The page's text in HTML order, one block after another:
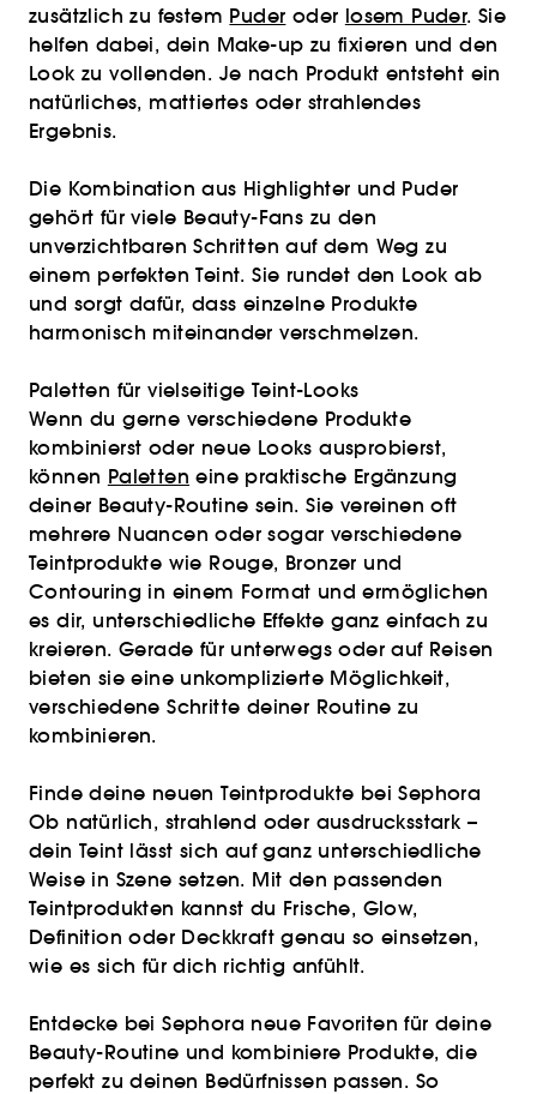
zusätzlich zu festem Puder oder losem Puder. Sie
helfen dabei, dein Make-up zu fixieren und den
Look zu vollenden. Je nach Produkt entsteht ein
natürliches, mattiertes oder strahlendes
Ergebnis.
Die Kombination aus Highlighter und Puder
gehört für viele Beauty-Fans zu den
unverzichtbaren Schritten auf dem Weg zu
einem perfekten Teint. Sie rundet den Look ab
und sorgt dafür, dass einzelne Produkte
harmonisch miteinander verschmelzen.
Paletten für vielseitige Teint-Looks
Wenn du gerne verschiedene Produkte
kombinierst oder neue Looks ausprobierst,
können Paletten eine praktische Ergänzung
deiner Beauty-Routine sein. Sie vereinen oft
mehrere Nuancen oder sogar verschiedene
Teintprodukte wie Rouge, Bronzer und
Contouring in einem Format und ermöglichen
es dir, unterschiedliche Effekte ganz einfach zu
kreieren. Gerade für unterwegs oder auf Reisen
bieten sie eine unkomplizierte Möglichkeit,
verschiedene Schritte deiner Routine zu
kombinieren.
Finde deine neuen Teintprodukte bei Sephora
Ob natürlich, strahlend oder ausdrucksstark –
dein Teint lässt sich auf ganz unterschiedliche
Weise in Szene setzen. Mit den passenden
Teintprodukten kannst du Frische, Glow,
Definition oder Deckkraft genau so einsetzen,
wie es sich für dich richtig anfühlt.
Entdecke bei Sephora neue Favoriten für deine
Beauty-Routine und kombiniere Produkte, die
perfekt zu deinen Bedürfnissen passen. So